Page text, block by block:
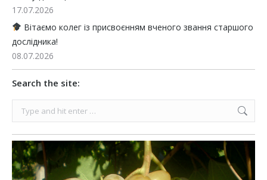
17.07.2026
Вітаємо колег із присвоєнням вченого звання старшого
дослідника!
08.07.2026
Search the site: